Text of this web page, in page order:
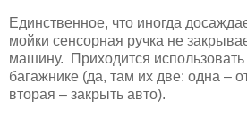
Единственное, что иногда
мойки сенсорная ручка не
машину. Приходится использовать
багажнике (да, там их две: одна –
вторая – закрыть авто).